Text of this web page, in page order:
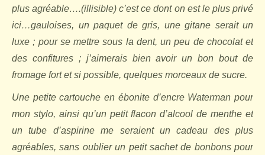
plus agréable….(illisible) c’est ce dont on est le plus privé
ici…gauloises, un paquet de gris, une gitane serait un
luxe ; pour se mettre sous la dent, un peu de chocolat et
des confitures ; j’aimerais bien avoir un bon bout de
fromage fort et si possible, quelques morceaux de sucre.
Une petite cartouche en ébonite d’encre Waterman pour
mon stylo, ainsi qu’un petit flacon d’alcool de menthe et
un tube d’aspirine me seraient un cadeau des plus
agréables, sans oublier un petit sachet de bonbons pour